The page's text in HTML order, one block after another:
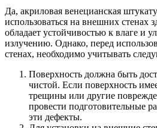
Да, акриловая венецианская
использоваться на внешних стенах
обладает устойчивостью к влаге и
излучению. Однако, перед
стенах, необходимо учитывать
Поверхность должна быть
чистой. Если поверхность
трещины или другие
провести подготовительные
эти дефекты.